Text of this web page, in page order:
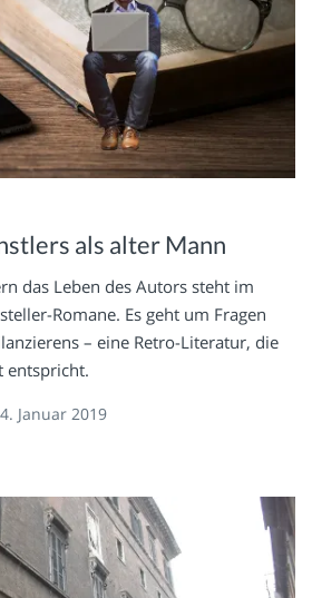
als alter Mann
das Leben des Autors steht im
Romane. Es geht um Fragen
– eine Retro-Literatur, die
entspricht.
Januar 2019